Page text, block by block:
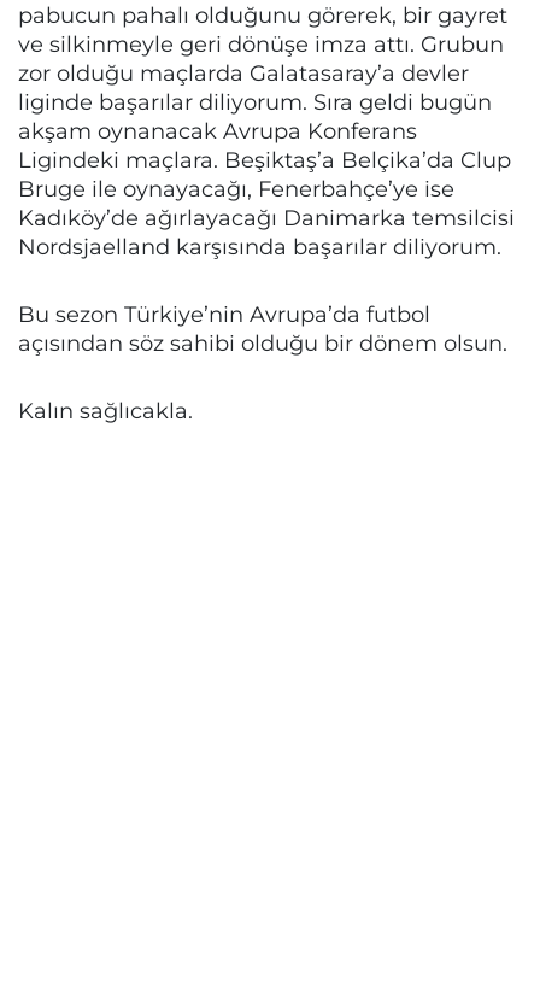
pabucun pahalı olduğunu görerek, bir gayret
ve silkinmeyle geri dönüşe imza attı. Grubun
zor olduğu maçlarda Galatasaray’a devler
liginde başarılar diliyorum. Sıra geldi bugün
akşam oynanacak Avrupa Konferans
Ligindeki maçlara. Beşiktaş’a Belçika’da Clup
Bruge ile oynayacağı, Fenerbahçe’ye ise
Kadıköy’de ağırlayacağı Danimarka temsilcisi
Nordsjaelland karşısında başarılar diliyorum.
Bu sezon Türkiye’nin Avrupa’da futbol
açısından söz sahibi olduğu bir dönem olsun.
Kalın sağlıcakla.